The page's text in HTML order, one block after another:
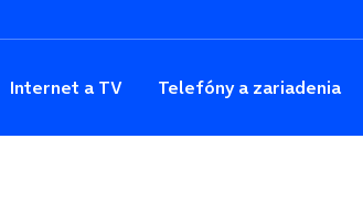
Internet a TV Telefóny a zariadenia